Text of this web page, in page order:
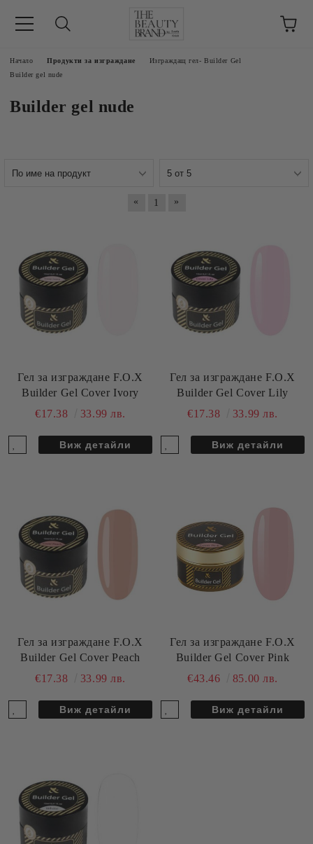
Начало Продукти за изграждане
Изграждащ гел- Builder Gel
Builder gel nude
Builder gel nude
« 1 »
Гел за изграждане F.O.X
Builder Gel Cover Ivory
€17.38
33.99 лв.
Виж детайли
Гел за изграждане F.O.X
Builder Gel Cover Lily
€17.38
33.99 лв.
Виж детайли
Гел за изграждане F.O.X
Builder Gel Cover Peach
€17.38
33.99 лв.
Виж детайли
Гел за изграждане F.O.X
Builder Gel Cover Pink
€43.46
85.00 лв.
Виж детайли